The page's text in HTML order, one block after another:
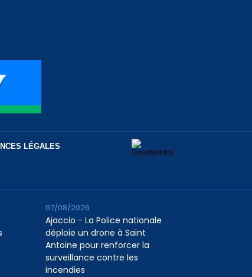
LÉGALES
Ajaccio - La Police nationale
déploie un drone à Saint
Antoine pour renforcer la
surveillance contre les
incendies
07/08/2026